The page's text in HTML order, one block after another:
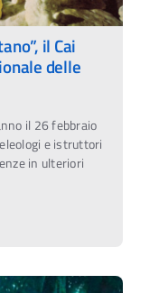
il Cai
delle
il 26 febbraio
e istruttori
in ulteriori